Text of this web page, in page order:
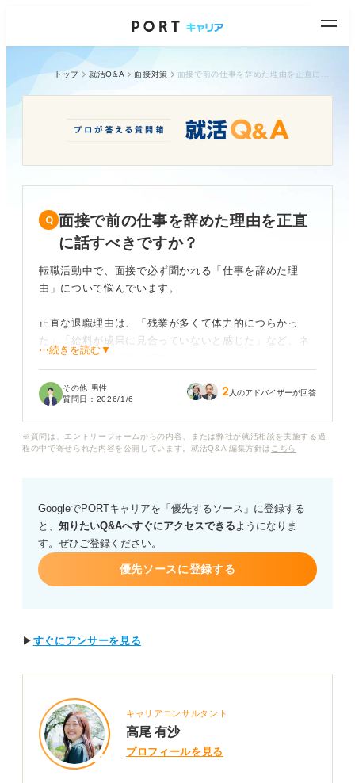
トップ 就活Q&A 面接対策
面接で前の仕事を辞めた理由を正直
に話すべきですか？
転職活動中で、面接で必ず聞かれる「仕事を辞めた理
由」について悩んでいます。
正直な退職理由は、「残業が多くて体力的につらかっ
た」「給料が成果に見合っていないと感じた」など、ネ
ガティブな要素が強いです。
これらの理由をそのまま正直に話すと、「不満ばかり言
嘘をつくのも良くないと考えています。
るのはどういった点なのか、教えていただけないでしょ
うか？
⋯続きを読む▼
その他 男性
質問日： 2026/1/6 2 人のアドバイザーが回答
※質問は、エントリーフォームからの内容、または弊社が就活相談を実施する過
程の中で寄せられた内容を公開しています。就活Q&A 編集方針は こちら
GoogleでPORTキャリアを「優先するソース」に登録する
と、 知りたいQ&Aへすぐにアクセスできるようになりま
す。ぜひご登録ください。
優先ソースに登録する
▶ すぐにアンサーを見る
キャリアコンサルタント
高尾 有沙
プロフィールを見る